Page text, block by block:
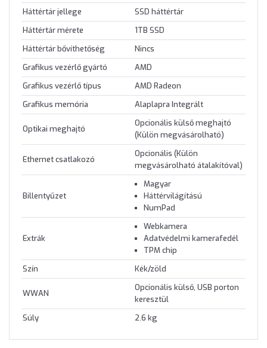
Háttértár jellege
SSD háttértár
Háttértár mérete
1TB SSD
Háttértár bővíthetőség
Nincs
Grafikus vezérlő gyártó
AMD
Grafikus vezérlő típus
AMD Radeon
Grafikus memória
Alaplapra Integrált
Optikai meghajtó
Opcionális külső meghajtó
(Külön megvásárolható)
Ethernet csatlakozó
Opcionális (Külön
megvásárolható átalakítóval)
Billentyűzet
Magyar
Háttérvilágítású
NumPad
Extrák
Webkamera
Adatvédelmi kamerafedél
TPM chip
Szín
Kék/zöld
WWAN
Opcionális külső, USB porton
keresztül
Súly
2.6 kg